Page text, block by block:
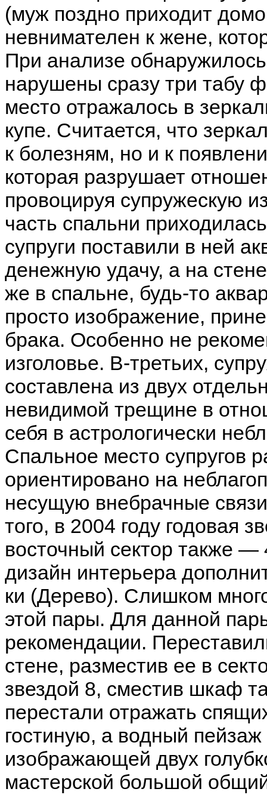
(муж поздно приходит
невнимателен к жене,
При анализе
нарушены сразу три табу
место отражалось в
купе. Считается, что
к болезням, но и к
которая разрушает
провоцируя супружескую
часть спальни
супруги поставили в ней
денежную удачу, а на
же в спальне, будь-то
просто изображение,
брака. Особенно не
изголовье. В-третьих,
составлена из двух
невидимой трещине в
себя в астрологически
Спальное место супругов
ориентировано на
несущую внебрачные
того, в 2004 году годовая
восточный сектор также —
дизайн интерьера
ки (Дерево). Слишком
этой пары. Для данной
рекомендации.
стене, разместив ее в
звездой 8, сместив шкаф
перестали отражать
гостиную, а водный
изображающей двух
мастерской большой